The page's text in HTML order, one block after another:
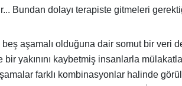
Bundan dolayı terapiste gitmeleri
aşamalı olduğuna dair somut bir veri
bir yakınını kaybetmiş insanlarla
farklı kombinasyonlar halinde